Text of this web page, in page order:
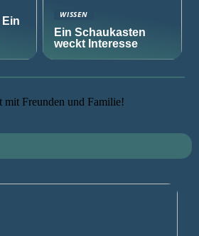
WISSEN
Ein Schaukasten
weckt Interesse
mit Freunden und Familie!